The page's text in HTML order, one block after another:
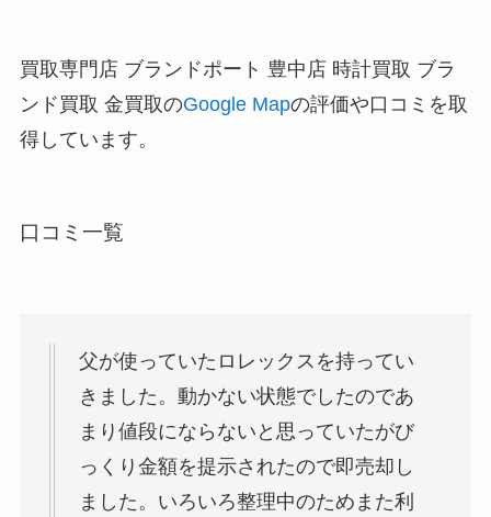
買取専門店 ブランドポート 豊中店 時計買取 ブラ
ンド買取 金買取のGoogle Mapの評価や口コミを取
得しています。
口コミ一覧
父が使っていたロレックスを持ってい
きました。動かない状態でしたのであ
まり値段にならないと思っていたがび
っくり金額を提示されたので即売却し
ました。いろいろ整理中のためまた利